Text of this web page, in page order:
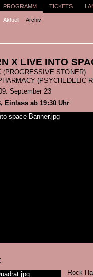
PROGRAMM
Aktuell Archiv
TICKETS
X LIVE INTO
(PROGRESSIVE STONER)
(PSYCHEDELIC
September 23
Einlass ab 19:30 Uhr
Rock